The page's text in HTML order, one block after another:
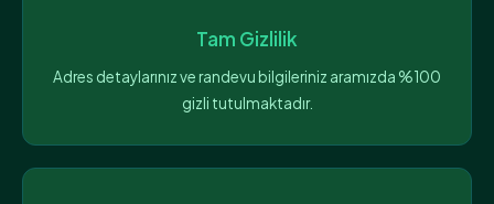
Tam Gizlilik
Adres detaylarınız ve randevu bilgileriniz aramızda %100
gizli tutulmaktadır.